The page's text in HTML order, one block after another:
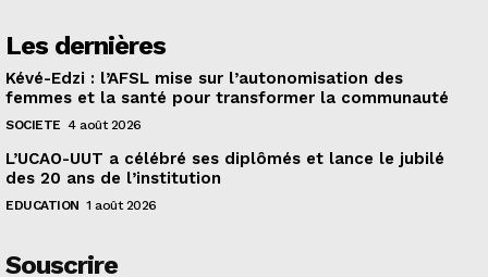
Les dernières
Kévé-Edzi : l’AFSL mise sur l’autonomisation des
femmes et la santé pour transformer la communauté
SOCIETE 4 août 2026
L’UCAO-UUT a célébré ses diplômés et lance le jubilé
des 20 ans de l’institution
EDUCATION 1 août 2026
Souscrire